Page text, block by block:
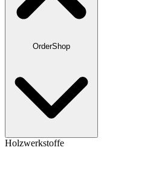
OrderShop
Holzwerkstoffe